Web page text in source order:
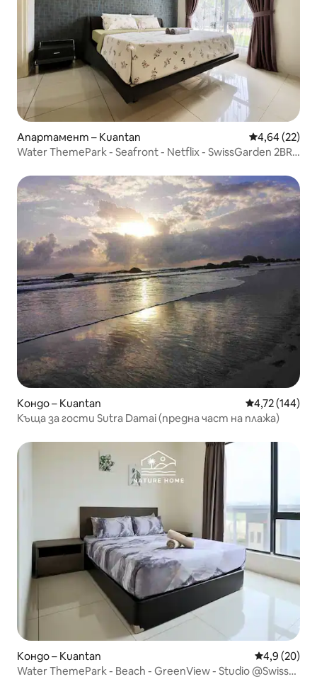
Апартамент – Kuantan Средна
4,64 (22)
Water ThemePark - Seafront - Netflix - SwissGarden 2BR -
Кондо – Kuantan Средна
4,72 (144)
Къща за гости Sutra Damai (предна част на плажа)
Кондо – Kuantan Средна
4,9 (20)
Water ThemePark - Beach - GreenView - Studio @Swiss